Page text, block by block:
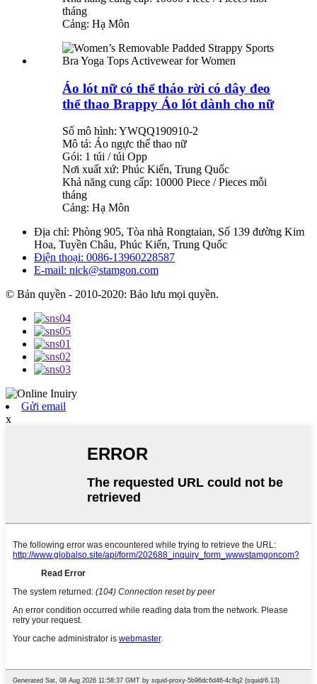
tháng
Cảng: Hạ Môn
Áo lót nữ có thể tháo rời có dây đeo
thể thao Brappy Áo lót dành cho nữ
Số mô hình: YWQQ190910-2
Mô tả: Áo ngực thể thao nữ
Gói: 1 túi / túi Opp
Nơi xuất xứ: Phúc Kiến, Trung Quốc
Khả năng cung cấp: 10000 Piece / Pieces mỗi
tháng
Cảng: Hạ Môn
Địa chỉ: Phòng 905, Tòa nhà Rongtaian, Số 139 đường Kim
Hoa, Tuyền Châu, Phúc Kiến, Trung Quốc
Điện thoại: 0086-13960228587
E-mail: nick@stamgon.com
© Bản quyền - 2010-2020: Bảo lưu mọi quyền.
Gửi email
x